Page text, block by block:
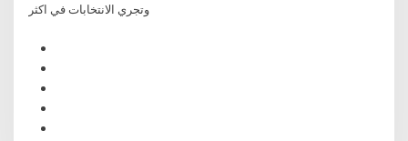
وتجري الانتخابات في اكثر